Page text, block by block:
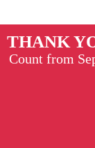
THANK
Count from